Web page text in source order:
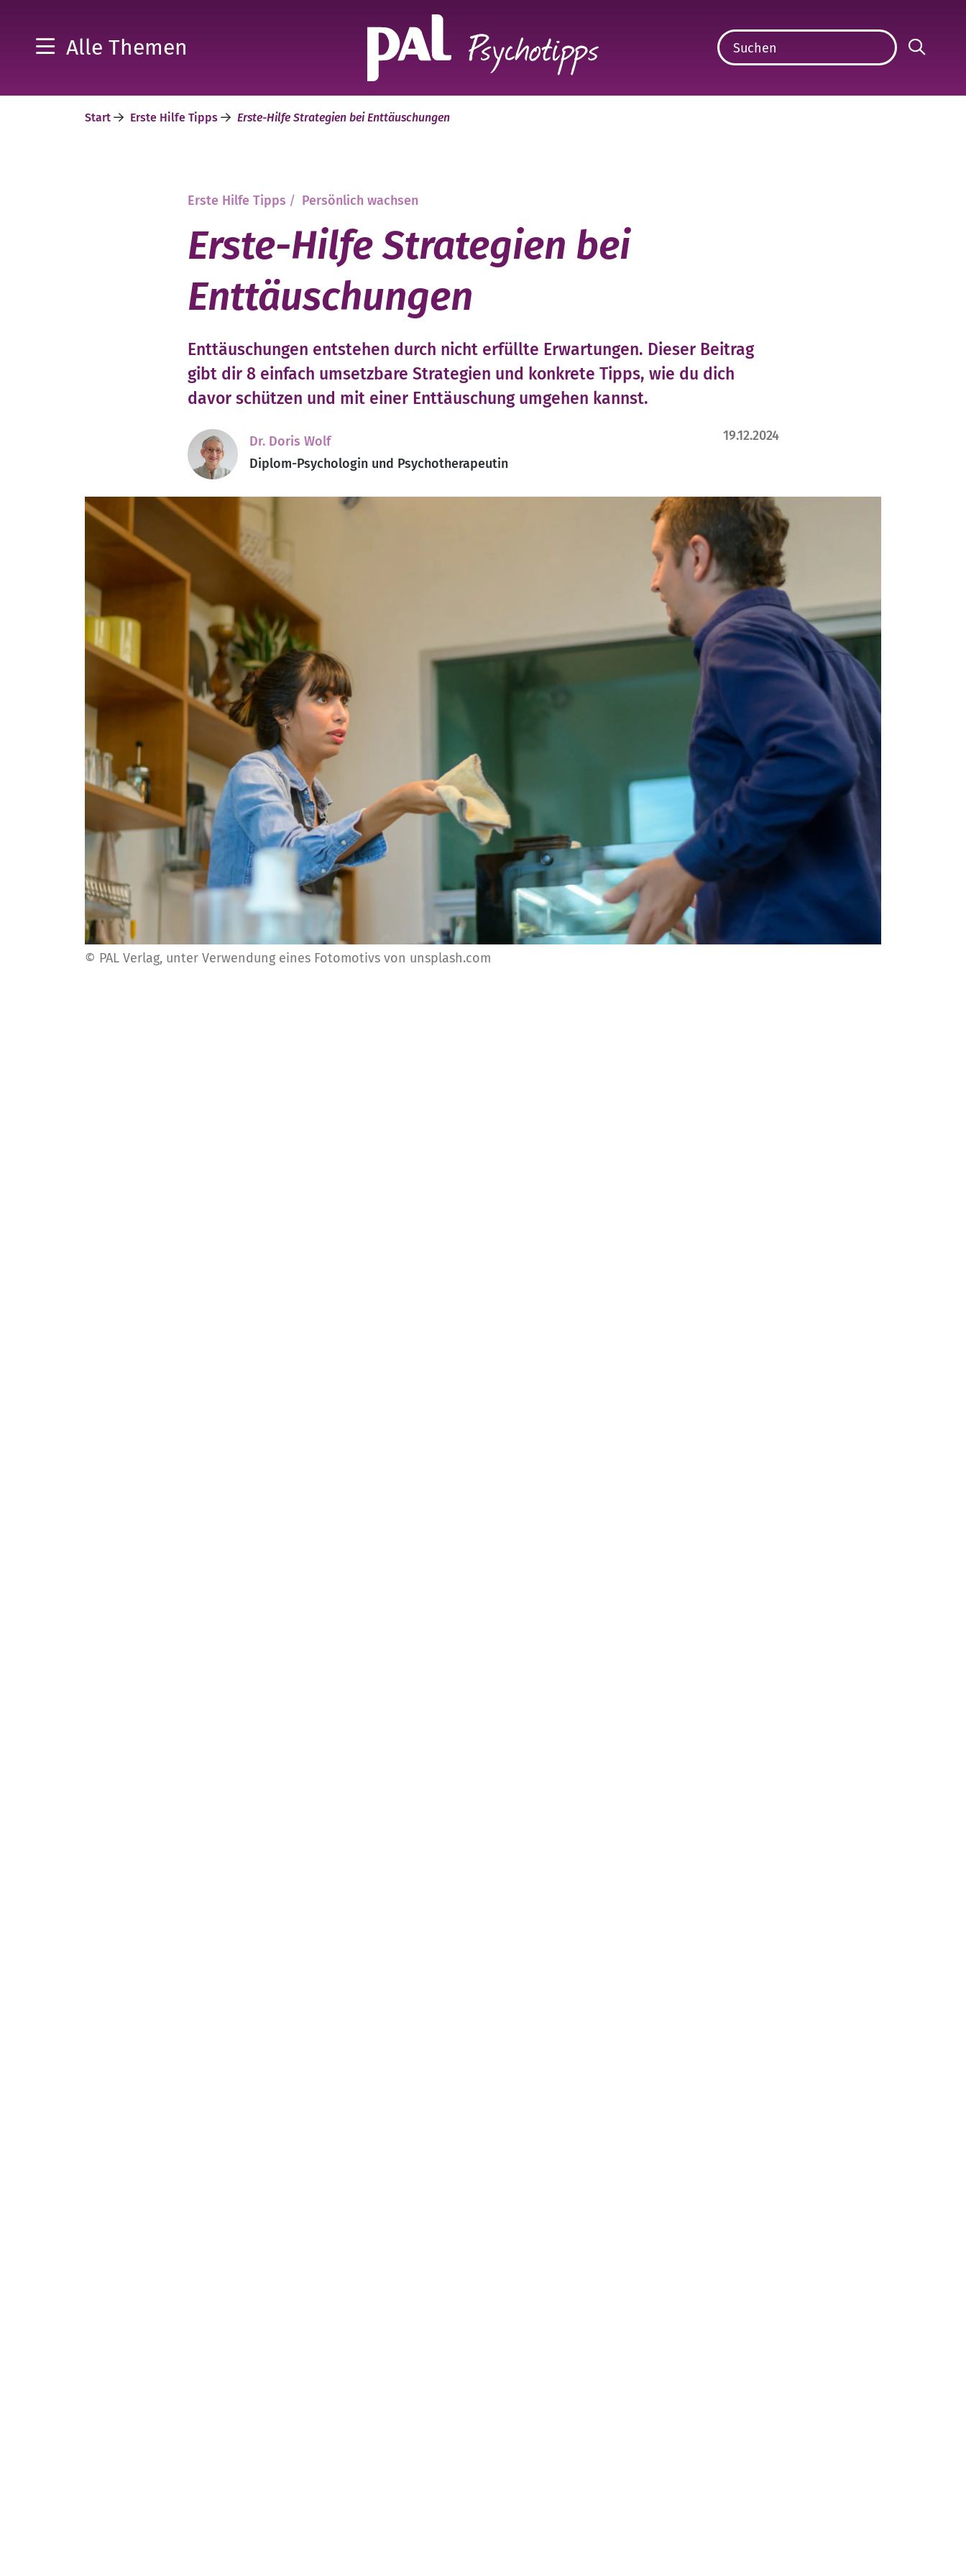
Alle Themen
Start Erste Hilfe Tipps Erste-Hilfe Strategien bei Enttäuschungen
Erste Hilfe Tipps / Persönlich wachsen
Erste-Hilfe Strategien bei
Enttäuschungen
Enttäuschungen entstehen durch nicht erfüllte Erwartungen. Dieser Beitrag
gibt dir 8 einfach umsetzbare Strategien und konkrete Tipps, wie du dich
davor schützen und mit einer Enttäuschung umgehen kannst.
Dr. Doris Wolf
Diplom-Psychologin und Psychotherapeutin
19.12.2024
© PAL Verlag, unter Verwendung eines Fotomotivs von unsplash.com